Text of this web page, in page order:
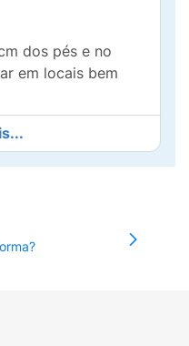
dos pés e no
em locais bem
em local